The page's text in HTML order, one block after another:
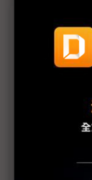
議題精選
評析：
黃仁勳看好
NVIDIA進場